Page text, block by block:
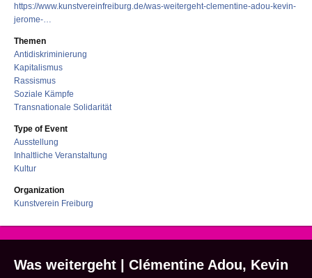
https://www.kunstvereinfreiburg.de/was-weitergeht-clementine-adou-kevin-
jerome-…
Themen
Antidiskriminierung
Kapitalismus
Rassismus
Soziale Kämpfe
Transnationale Solidarität
Type of Event
Ausstellung
Inhaltliche Veranstaltung
Kultur
Organization
Kunstverein Freiburg
Was weitergeht | Clémentine Adou, Kevin